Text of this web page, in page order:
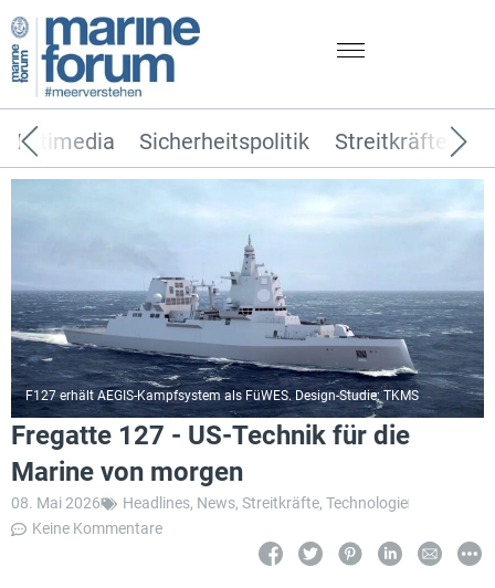
Sicherheitspolitik Streitkräfte
Multimedia
F127 erhält AEGIS-Kampfsystem als FüWES. Design-Studie: TKMS
Fregatte 127 - US-Technik für die
Marine von morgen
08. Mai 2026 Headlines, News, Streitkräfte, Technologie
Keine Kommentare